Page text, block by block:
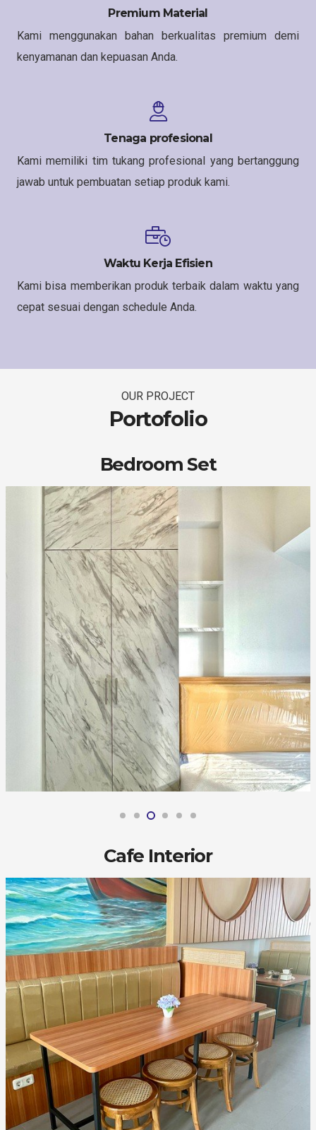
Premium Material
Kami menggunakan bahan berkualitas premium demi
kenyamanan dan kepuasan Anda.
Tenaga profesional
Kami memiliki tim tukang profesional yang bertanggung
jawab untuk pembuatan setiap produk kami.
Waktu Kerja Efisien
Kami bisa memberikan produk terbaik dalam waktu yang
cepat sesuai dengan schedule Anda.
OUR PROJECT
Portofolio
Bedroom Set
Cafe Interior